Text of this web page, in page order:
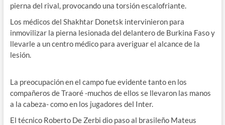
pierna del rival, provocando una torsión escalofriante.
Los médicos del Shakhtar Donetsk intervinieron para
inmovilizar la pierna lesionada del delantero de Burkina Faso y
llevarle a un centro médico para averiguar el alcance de la
lesión.
La preocupación en el campo fue evidente tanto en los
compañeros de Traoré -muchos de ellos se llevaron las manos
a la cabeza- como en los jugadores del Inter.
El técnico Roberto De Zerbi dio paso al brasileño Mateus